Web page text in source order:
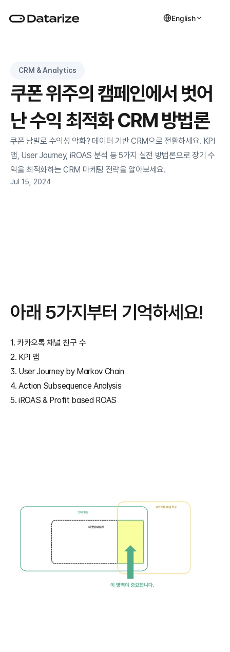
English
CRM & Analytics
쿠폰 위주의 캠페인에서 벗어
난 수익 최적화 CRM 방법론
쿠폰 남발로 수익성 악화? 데이터 기반 CRM으로 전환하세요. KPI
맵, User Journey, iROAS 분석 등 5가지 실전 방법론으로 장기 수
익을 최적화하는 CRM 마케팅 전략을 알아보세요.
Jul 15, 2024
아래 5가지부터 기억하세요!
1. 카카오톡 채널 친구 수
2. KPI 맵
3. User Journey by Markov Chain
4. Action Subsequence Analysis
5. iROAS & Profit based ROAS